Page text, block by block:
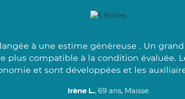
à une estime généreuse . Un
plus compatible à la condition évaluée.
et sont développées et les
Irène L., 69 ans, Maisse